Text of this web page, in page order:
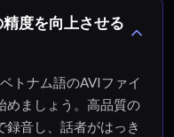
度を向上させる
トナム語のAVIファイ
めましょう。高品質の
録音し、話者がはっき